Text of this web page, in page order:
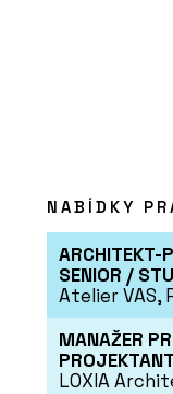
Sleep
NABÍDKY
ARCHITEKT-
SENIOR /
Atelier VAS,
MANAŽER
PROJEKTANT
LOXIA